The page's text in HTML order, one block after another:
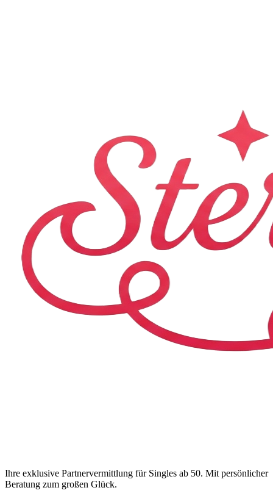
Ihre exklusive Partnervermittlung für Singles ab 50. Mit persönlicher
Beratung zum großen Glück.